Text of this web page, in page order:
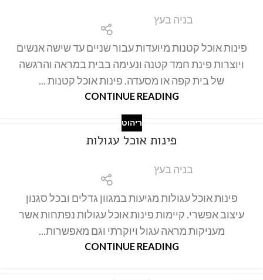
בניה בעץ
פינות אוכל קטנות מיועדות עבור שניים עד שישה אנשים
ויוצרות פינת חמד קטנה ונעימה בבית במראה והרגשה
של בית קפה או מסעדה. פינות אוכל קטנות ...
CONTINUE READING
ריהוט
פינות אוכל עגולות
בניה בעץ
פינות אוכל עגולות מגיעות במגוון גדלים ובכל סגנון
עיצוב אפשרי. קיימות פינות אוכל עגולות נפתחות אשר
מעניקות מראה עגול ויוקרתי וגם מאפשרות...
CONTINUE READING